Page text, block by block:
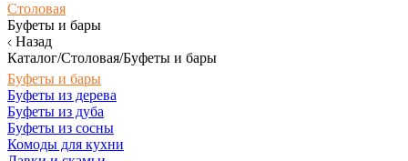
Столовая
Буфеты и бары
Назад
Каталог/Столовая/Буфеты и бары
Буфеты и бары
Буфеты из дерева
Буфеты из дуба
Буфеты из сосны
Комоды для кухни